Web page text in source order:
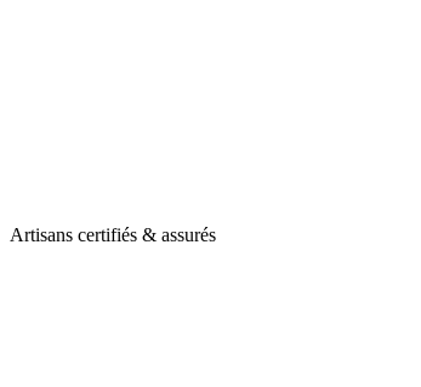
Artisans certifiés & assurés